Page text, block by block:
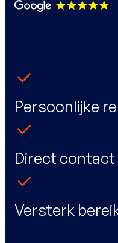
Persoonlijke
Direct
Versterk